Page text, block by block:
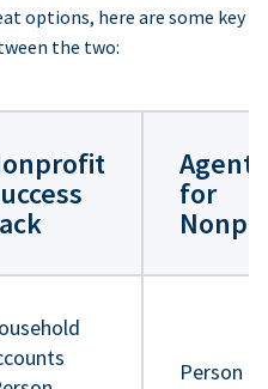
options, here are some key
the two:
for
Person